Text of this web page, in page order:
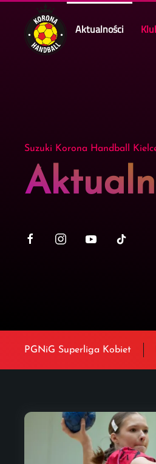
Skip to main content
Aktualności
Suzuki Korona Handball
PGNiG Superliga Kobiet